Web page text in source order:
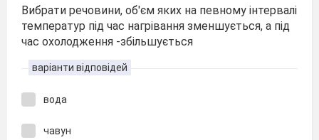
Вибрати речовини, об'єм яких на певному інтервалі
температур під час нагрівання зменшується, а під
час охолодження -збільшується
варіанти відповідей
вода
чавун